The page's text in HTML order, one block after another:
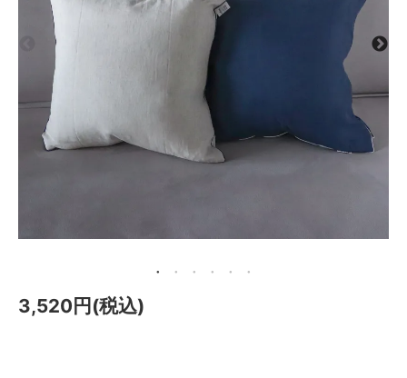
配送料について
ラッピングについて
メールマガジン
3,520円(税込)